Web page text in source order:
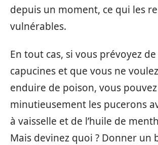
depuis un moment, ce qui les
vulnérables.
En tout cas, si vous prévoyez
capucines et que vous ne
enduire de poison, vous
minutieusement les pucerons
à vaisselle et de l’huile de
Mais devinez quoi ? Donner un